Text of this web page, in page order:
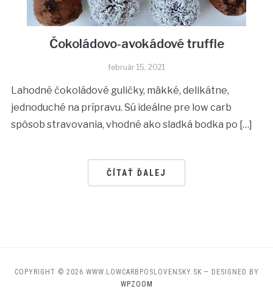
Čokoládovo-avokádové truffle
február 15, 2021
Lahodné čokoládové guličky, mäkké, delikátne,
jednoduché na prípravu. Sú ideálne pre low carb
spôsob stravovania, vhodné ako sladká bodka po […]
ČÍTAŤ ĎALEJ
COPYRIGHT © 2026 WWW.LOWCARBPOSLOVENSKY.SK — DESIGNED BY
WPZOOM